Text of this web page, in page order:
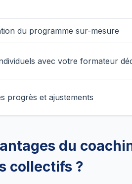
du programme sur-mesure
avec votre formateur
progrès et ajustements
du
collectifs ?